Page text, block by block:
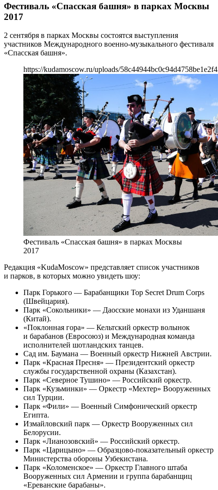
Фестиваль «Спасская башня» в парках Москвы
2017
2 сентября в парках Москвы состоятся выступления
участников Международного военно-музыкального фестиваля
«Спасская башня».
https://kudamoscow.ru/uploads/
Фестиваль «Спасская башня» в парках Москвы
2017
Редакция «KudaMoscow» представляет список участников
и парков, в которых можно увидеть шоу:
Парк Горького — Барабанщики Top Secret Drum Corps
(Швейцария).
Парк «Сокольники» — Даосские монахи из Уданшаня
(Китай).
«Поклонная гора» — Кельтский оркестр волынок
и барабанов (Евросоюз) и Международная команда
исполнителей шотландских танцев.
Сад им. Баумана — Военный оркестр Нижней Австрии.
Парк «Красная Пресня» — Президентский оркестр
службы государственной охраны (Казахстан).
Парк «Северное Тушино» — Российский оркестр.
Парк «Кузьминки» — Оркестр «Мехтер» Вооруженных
сил Турции.
Парк «Фили» — Военный Симфонический оркестр
Египта.
Измайловский парк — Оркестр Вооруженных сил
Белорусии.
Парк «Лианозовский» — Российский оркестр.
Парк «Царицыно» — Образцово-показательный оркестр
Министерства обороны Узбекистана.
Парк «Коломенское» — Оркестр Главного штаба
Вооруженных сил Армении и группа барабанщиц
«Ереванские барабаны».